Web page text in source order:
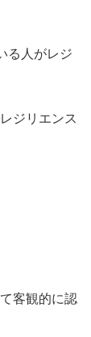
る人がレジ
ジリエンス
客観的に認